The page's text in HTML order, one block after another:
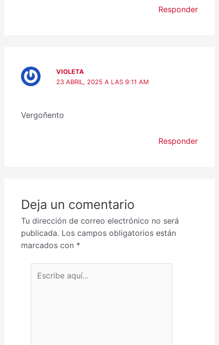
Responder
VIOLETA
23 ABRIL, 2025 A LAS 9:11 AM
Vergoñento
Responder
Deja un comentario
Tu dirección de correo electrónico no será
publicada. Los campos obligatorios están
marcados con *